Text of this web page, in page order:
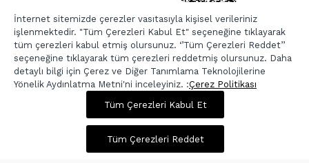
1.050,00 TL 4.199,00 TL
Sepette %20 İndirim
ETBIS GÜVEN DAMGASI
Copyright © 2026, Berr-In.com, Tüm Hakları Saklıdır.
Tüm Çerezleri Kabul Et
İnternet sitemizde çerezler vasıtasıyla kişisel verileriniz
işlenmektedir. "Tüm Çerezleri Kabul Et" seçeneğine tıklayarak
tüm çerezleri kabul etmiş olursunuz. ‘’Tüm Çerezleri Reddet’’
seçeneğine tıklayarak tüm çerezleri reddetmiş olursunuz. Daha
detaylı bilgi için Çerez ve Diğer Tanımlama Teknolojilerine
Yönelik Aydınlatma Metni'ni inceleyiniz. :Çerez Politikası
Tüm Çerezleri Reddet